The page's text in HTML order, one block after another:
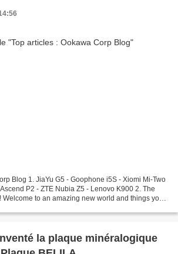
Blog 1. JiaYu G5 - Goophone i5S - Xiomi Mi-Two
P2 - ZTE Nubia Z5 - Lenovo K900 2. The
Welcome to an amazing new world and things you
la plaque minéralogique